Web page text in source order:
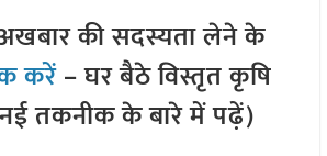
की सदस्यता लेने के
करें– घर बैठे विस्तृत कृषि
तकनीक के बारे में पढ़ें)